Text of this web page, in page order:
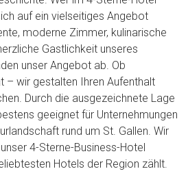
auf ein vielseitiges Angebot
moderne Zimmer, kulinarische
Gastlichkeit unseres
unser Angebot ab. Ob
– wir gestalten Ihren Aufenthalt
Durch die ausgezeichnete Lage
geeignet für Unternehmungen
rund um St. Gallen. Wir
4-Sterne-Business-Hotel
Hotels der Region zählt.